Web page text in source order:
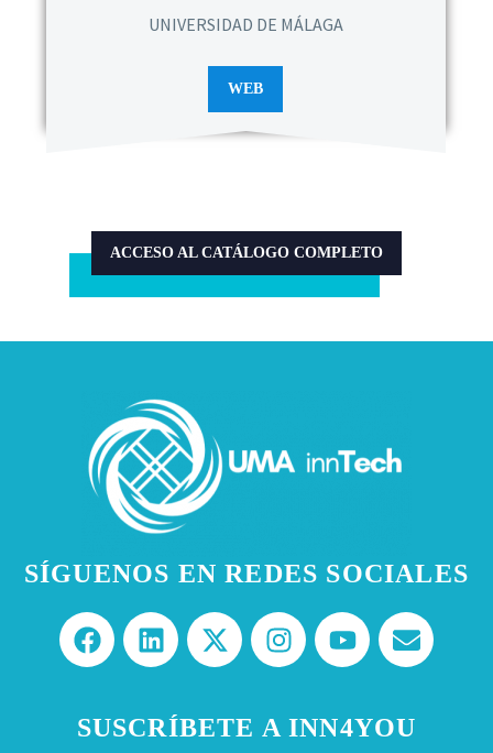
UNIVERSIDAD DE MÁLAGA
WEB
ACCESO AL CATÁLOGO COMPLETO
SÍGUENOS EN REDES SOCIALES
SUSCRÍBETE A INN4YOU